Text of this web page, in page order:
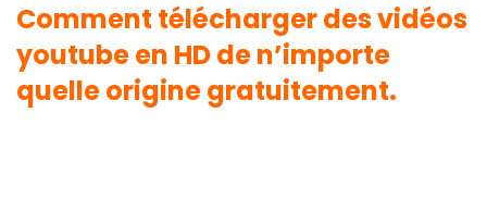
Comment télécharger des vidéos
youtube en HD de n’importe
quelle origine gratuitement.